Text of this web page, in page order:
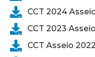
CCT 2024
CCT 2023
CCT Asseio 2022